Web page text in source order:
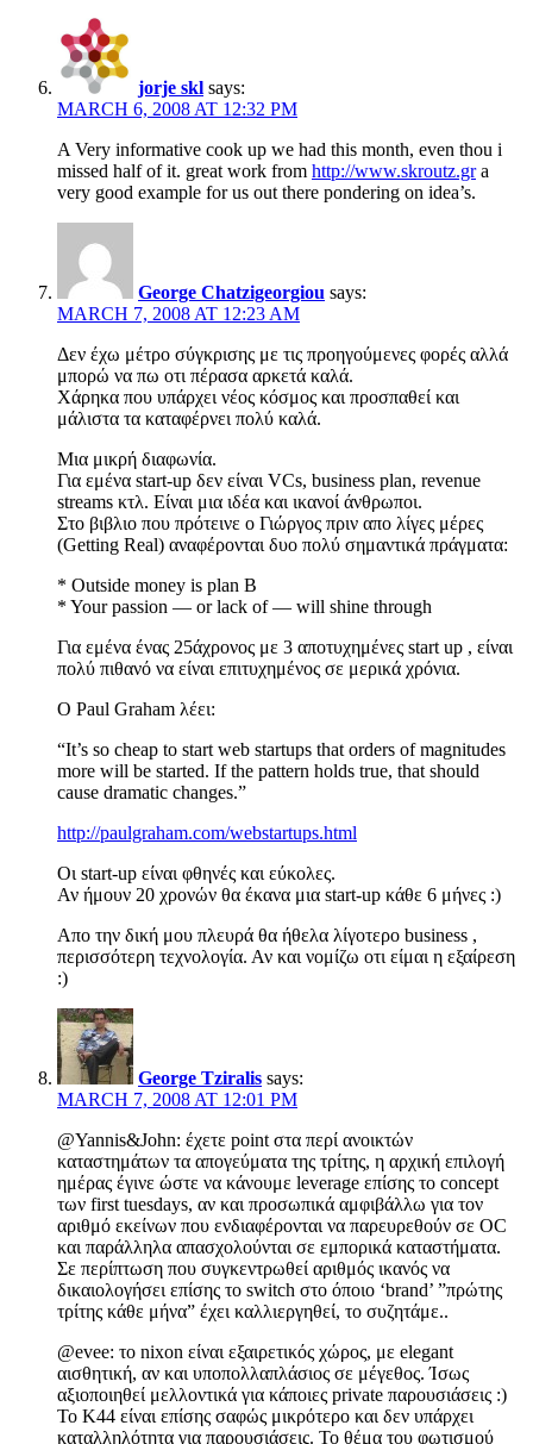
jorje skl says:
MARCH 6, 2008 AT 12:32 PM
A Very informative cook up we had this month, even thou i
missed half of it. great work from http://www.skroutz.gra
very good example for us out there pondering on idea’s.
George Chatzigeorgiou says:
MARCH 7, 2008 AT 12:23 AM
Δεν έχω μέτρο σύγκρισης με τις προηγούμενες φορές αλλά
μπορώ να πω οτι πέρασα αρκετά καλά.
Χάρηκα που υπάρχει νέος κόσμος και προσπαθεί και
μάλιστα τα καταφέρνει πολύ καλά.
Μια μικρή διαφωνία.
Για εμένα start-up δεν είναι VCs, business plan, revenue
streams κτλ. Είναι μια ιδέα και ικανοί άνθρωποι.
Στο βιβλιο που πρότεινε ο Γιώργος πριν απο λίγες μέρες
(Getting Real) αναφέρονται δυο πολύ σημαντικά πράγματα:
* Outside money is plan B
* Your passion — or lack of — will shine through
Για εμένα ένας 25άχρονος με 3 αποτυχημένες start up , είναι
πολύ πιθανό να είναι επιτυχημένος σε μερικά χρόνια.
Ο Paul Graham λέει:
“It’s so cheap to start web startups that orders of magnitudes
more will be started. If the pattern holds true, that should
cause dramatic changes.”
http://paulgraham.com/webstartups.html
Οι start-up είναι φθηνές και εύκολες.
Αν ήμουν 20 χρονών θα έκανα μια start-up κάθε 6 μήνες :)
Απο την δική μου πλευρά θα ήθελα λίγοτερο business ,
περισσότερη τεχνολογία. Αν και νομίζω οτι είμαι η εξαίρεση
:)
George Tziralis says:
MARCH 7, 2008 AT 12:01 PM
@Yannis&John: έχετε point στα περί ανοικτών
καταστημάτων τα απογεύματα της τρίτης, η αρχική επιλογή
ημέρας έγινε ώστε να κάνουμε leverage επίσης το concept
των first tuesdays, αν και προσωπικά αμφιβάλλω για τον
αριθμό εκείνων που ενδιαφέρονται να παρευρεθούν σε OC
και παράλληλα απασχολούνται σε εμπορικά καταστήματα.
Σε περίπτωση που συγκεντρωθεί αριθμός ικανός να
δικαιολογήσει επίσης το switch στο όποιο ‘brand’ ”πρώτης
τρίτης κάθε μήνα” έχει καλλιεργηθεί, το συζητάμε..
@evee: το nixon είναι εξαιρετικός χώρος, με elegant
αισθητική, αν και υποπολλαπλάσιος σε μέγεθος. Ίσως
αξιοποιηθεί μελλοντικά για κάποιες private παρουσιάσεις :)
To K44 είναι επίσης σαφώς μικρότερο και δεν υπάρχει
καταλληλότητα για παρουσιάσεις. Το θέμα του φωτισμού